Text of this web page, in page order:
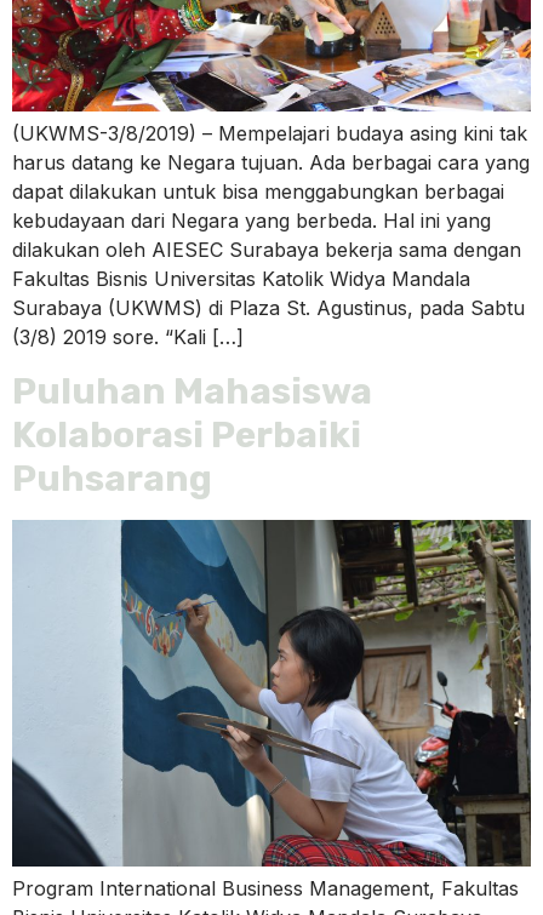
(UKWMS-3/8/2019) – Mempelajari budaya asing kini tak
harus datang ke Negara tujuan. Ada berbagai cara yang
dapat dilakukan untuk bisa menggabungkan berbagai
kebudayaan dari Negara yang berbeda. Hal ini yang
dilakukan oleh AIESEC Surabaya bekerja sama dengan
Fakultas Bisnis Universitas Katolik Widya Mandala
Surabaya (UKWMS) di Plaza St. Agustinus, pada Sabtu
(3/8) 2019 sore. “Kali […]
Puluhan Mahasiswa
Kolaborasi Perbaiki
Puhsarang
Program International Business Management, Fakultas